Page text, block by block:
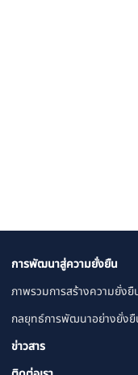
การพัฒนาสู่ความยั่งยืน
ภาพรวมการสร้างความยั่งยื
กลยุทธ์การพัฒนาอย่างยั่ง
ข่าวสาร